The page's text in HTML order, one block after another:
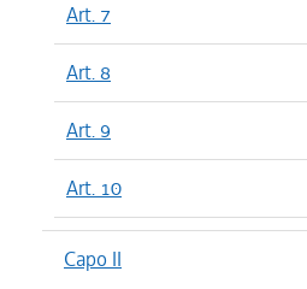
Art. 7
Art. 8
Art. 9
Art. 10
Capo II